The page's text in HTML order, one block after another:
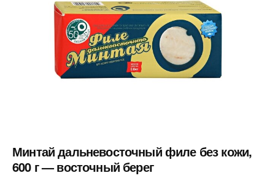
Минтай дальневосточный филе без кожи,
600 г — восточный берег